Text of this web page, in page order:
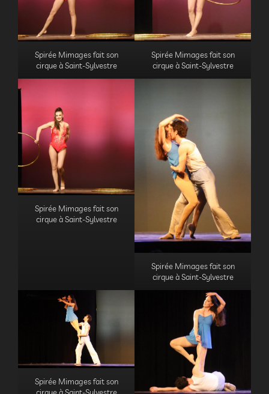
Spirée Mimages fait son
cirque à Saint-Sylvestre
Spirée Mimages fait son
cirque à Saint-Sylvestre
Spirée Mimages fait son
cirque à Saint-Sylvestre
Spirée Mimages fait son
cirque à Saint-Sylvestre
Spirée Mimages fait son
cirque à Saint-Sylvestre